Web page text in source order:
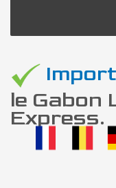
le Gabon
Express.